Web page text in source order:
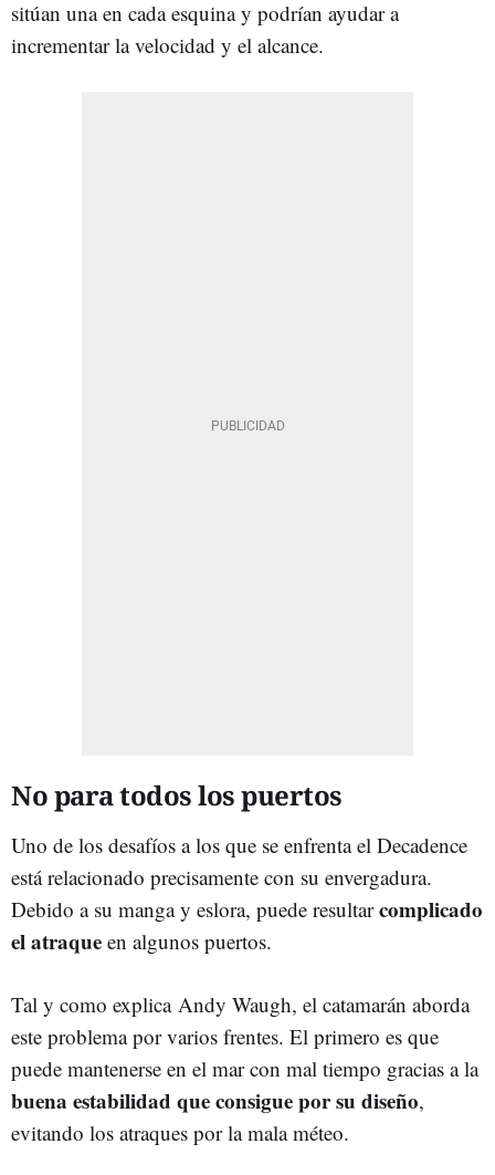
sitúan una en cada esquina y podrían ayudar a
incrementar la velocidad y el alcance.
No para todos los puertos
Uno de los desafíos a los que se enfrenta el Decadence
está relacionado precisamente con su envergadura.
Debido a su manga y eslora, puede resultarcomplicado
el atraque en algunos puertos.
Tal y como explica Andy Waugh, el catamarán aborda
este problema por varios frentes. El primero es que
puede mantenerse en el mar con mal tiempo gracias a la
buena estabilidad que consigue por su diseño,
evitando los atraques por la mala méteo.